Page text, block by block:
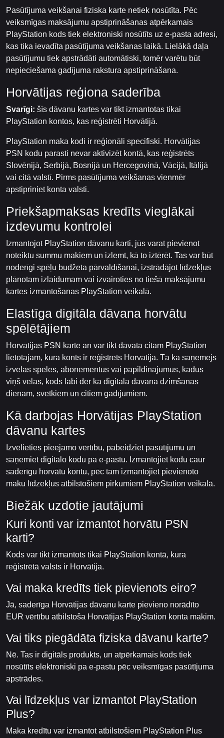
Pasūtījuma veikšanai fiziska karte netiek nosūtīta. Pēc
veiksmīgas maksājumu apstiprināšanas atpērkamais
PlayStation kods tiek elektroniski nosūtīts uz e-pasta adresi,
kas tika ievadīta pasūtījuma veikšanas laikā. Lielākā daļa
pasūtījumu tiek apstrādāti automātiski, tomēr varētu būt
nepieciešama gadījuma rakstura apstiprināšana.
Horvātijas reģiona saderība
Svarīgi: šīs dāvanu kartes var tikt izmantotas tikai
PlayStation kontos, kas reģistrēti Horvātijā.
PlayStation maka kodi ir reģionāli specifiski. Horvātijas
PSN kodu parasti nevar aktivizēt kontā, kas reģistrēts
Slovēnijā, Serbijā, Bosnijā un Hercegovinā, Vācijā, Itālijā
vai citā valstī. Pirms pasūtījuma veikšanas vienmēr
apstipriniet konta valsti.
Priekšapmaksas kredīts vieglākai
izdevumu kontrolei
Izmantojot PlayStation dāvanu karti, jūs varat pievienot
noteiktu summu makiem un izlemt, kā to iztērēt. Tas var būt
noderīgi spēļu budžeta pārvaldīšanai, izstrādājot līdzekļus
plānotam izlaidumam vai izvairoties no tiešā maksājumu
kartes izmantošanas PlayStation veikalā.
Elastīga digitāla dāvana horvātu
spēlētājiem
Horvātijas PSN karte arī var tikt dāvāta citam PlayStation
lietotājam, kura konts ir reģistrēts Horvātijā. Tā kā saņēmējs
izvēlas spēles, abonementus vai papildinājumus, kādus
viņš vēlas, kods labi der kā digitāla dāvana dzimšanas
dienām, svētkiem un citiem gadījumiem.
Kā darbojas Horvātijas PlayStation
dāvanu kartes
Izvēlieties pieejamo vērtību, pabeidziet pasūtījumu un
saņemiet digitālo kodu pa e-pastu. Izmantojiet kodu caur
saderīgu horvātu kontu, pēc tam izmantojiet pievienoto
maku līdzekļus atbilstošiem pirkumiem PlayStation veikalā.
Biežāk uzdotie jautājumi
Kuri konti var izmantot horvātu PSN
karti?
Kods var tikt izmantots tikai PlayStation kontā, kura
reģistrētā valsts ir Horvātija.
Vai maka kredīts tiek pievienots eiro?
Jā, saderīga Horvātijas dāvanu karte pievieno norādīto
EUR vērtību atbilstoša Horvātijas PlayStation konta makim.
Vai tiks piegādāta fiziska dāvanu karte?
Nē. Tas ir digitāls produkts, un atpērkamais kods tiek
nosūtīts elektroniski pa e-pastu pēc veiksmīgas pasūtījuma
apstrādes.
Vai līdzekļus var izmantot PlayStation
Plus?
Maka kredītu var izmantot atbilstošiem PlayStation Plus